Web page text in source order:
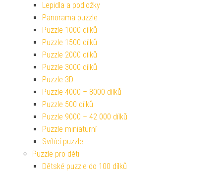
Lepidla a podložky
Panorama puzzle
Puzzle 1000 dílků
Puzzle 1500 dílků
Puzzle 2000 dílků
Puzzle 3000 dílků
Puzzle 3D
Puzzle 4000 – 8000 dílků
Puzzle 500 dílků
Puzzle 9000 – 42 000 dílků
Puzzle miniaturní
Svítící puzzle
Puzzle pro děti
Dětské puzzle do 100 dílků